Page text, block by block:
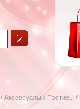
/ Аксессуары / Пэстисы /